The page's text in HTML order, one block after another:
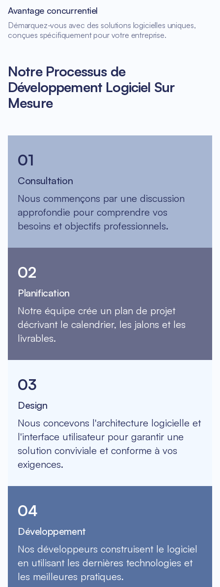
Avantage concurrentiel
Démarquez-vous avec des solutions logicielles uniques,
conçues spécifiquement pour votre entreprise.
Notre Processus de
Développement Logiciel Sur
Mesure
01
Consultation
Nous commençons par une discussion
approfondie pour comprendre vos
besoins et objectifs professionnels.
02
Planification
Notre équipe crée un plan de projet
décrivant le calendrier, les jalons et les
livrables.
03
Design
Nous concevons l'architecture logicielle et
l'interface utilisateur pour garantir une
solution conviviale et conforme à vos
exigences.
04
Développement
Nos développeurs construisent le logiciel
en utilisant les dernières technologies et
les meilleures pratiques.